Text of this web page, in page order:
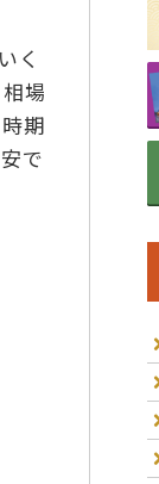
く
場
期
で